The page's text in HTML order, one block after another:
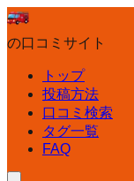
の口コミサイト
トップ
投稿方法
口コミ検索
タグ一覧
FAQ